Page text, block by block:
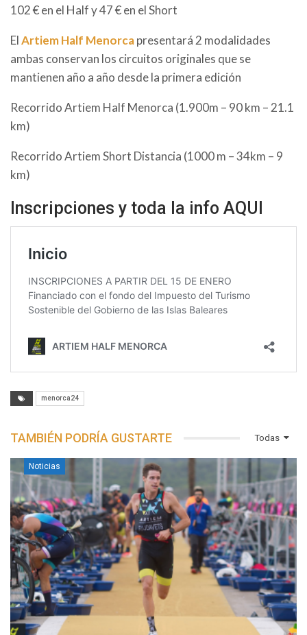
102 € en el Half y 47 € en el Short
ElArtiem Half Menorcapresentará 2 modalidades
ambas conservan los circuitos originales que se
mantienen año a año desde la primera edición
Recorrido Artiem Half Menorca (1.900m – 90 km – 21.1
km)
Recorrido Artiem Short Distancia (1000 m – 34km – 9
km)
Inscripciones y toda la info AQUI
menorca24
Todas
TAMBIÉN PODRÍA GUSTARTE
Noticias